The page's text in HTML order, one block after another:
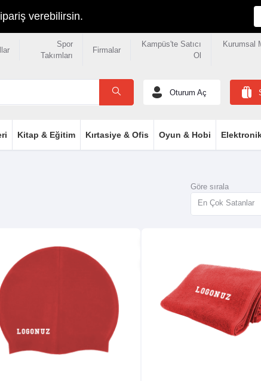
verebilirsin.
Spor
Takımları
Firmalar
Kampüs'te Satıcı
Ol
Kurumsal
Oturum Aç
Kitap & Eğitim Kırtasiye & Ofis Oyun & Hobi
Göre sırala
En Çok Satanlar